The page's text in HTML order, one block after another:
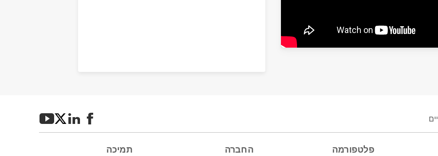
פלטפורמה החברה תמיכה